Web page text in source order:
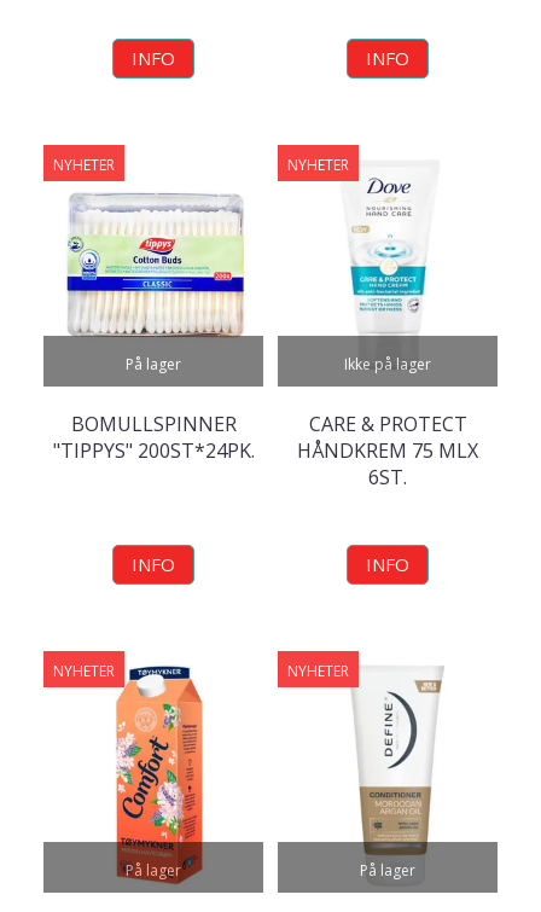
INFO INFO
På lager
NYHETER
BOMULLSPINNER
"TIPPYS" 200ST*24PK.
INFO
Ikke på lager
NYHETER
CARE & PROTECT
HÅNDKREM 75 MLX
6ST.
INFO
På lager
NYHETER
På lager
NYHETER